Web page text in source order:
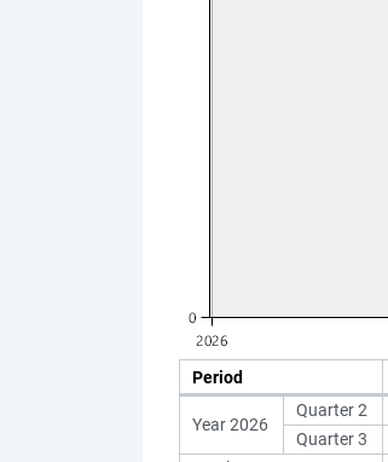
Period
Year 2026
Quarter 2
Quarter 3